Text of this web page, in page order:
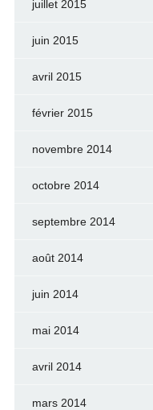
juillet 2015
juin 2015
avril 2015
février 2015
novembre 2014
octobre 2014
septembre 2014
août 2014
juin 2014
mai 2014
avril 2014
mars 2014